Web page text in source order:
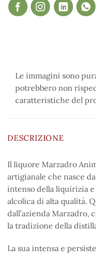
Le immagini sono
potrebbero non
caratteristiche del
DESCRIZIONE
Il liquore Marzadro
artigianale che nasce
intenso della liquirizia e
alcolica di alta qualità.
dall’azienda Marzadro,
la tradizione della
La sua intensa e